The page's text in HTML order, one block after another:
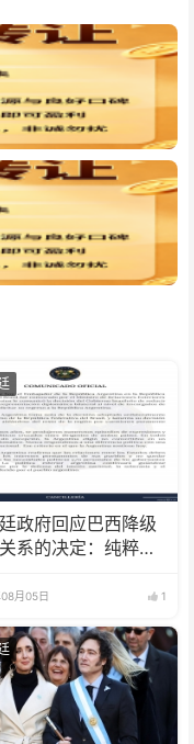
政府回应巴西降级
系的决定：纯粹意
月05日 1